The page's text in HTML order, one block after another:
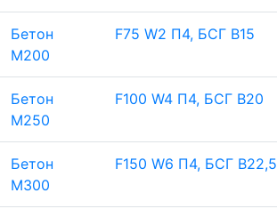
Бетон
М200
F75 W2 П4, БСГ В15
Бетон
М250
F100 W4 П4, БСГ В20
Бетон
М300
F150 W6 П4, БСГ В22,5